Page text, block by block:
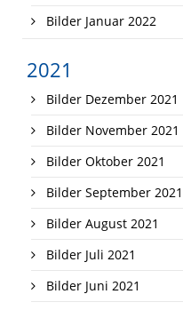
Bilder Januar 2022
2021
Bilder Dezember 2021
Bilder November 2021
Bilder Oktober 2021
Bilder September 2021
Bilder August 2021
Bilder Juli 2021
Bilder Juni 2021